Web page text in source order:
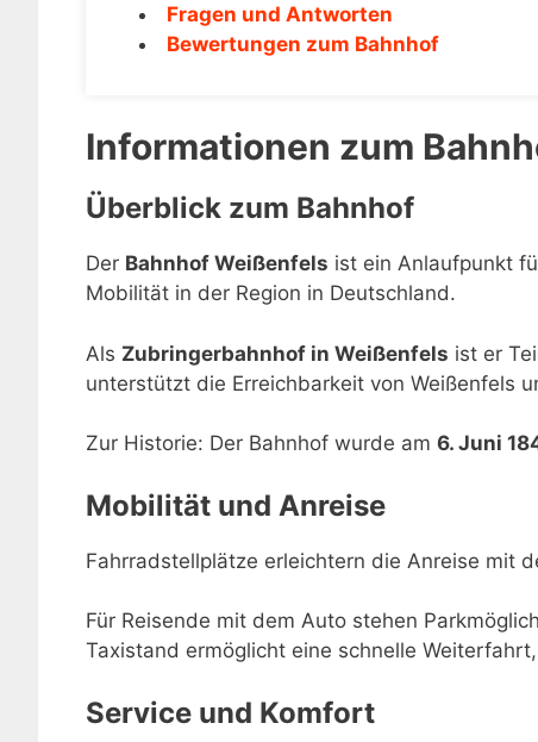
Fragen und Antworten
Bewertungen zum Bahnhof
Informationen zum
Überblick zum Bahnhof
Der Bahnhof Weißenfels ist ein Anlaufpunkt
Mobilität in der Region in Deutschland.
Als Zubringerbahnhof in Weißenfels ist er
unterstützt die Erreichbarkeit von Weißenfels
Zur Historie: Der Bahnhof wurde am 6. Juni
Mobilität und Anreise
Fahrradstellplätze erleichtern die Anreise mit
Für Reisende mit dem Auto stehen
Taxistand ermöglicht eine schnelle
Service und Komfort